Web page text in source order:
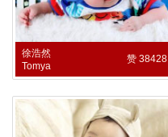
徐浩然
Tomya
赞 38428